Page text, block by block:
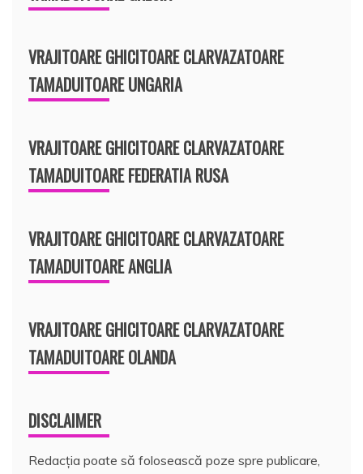
VRAJITOARE GHICITOARE CLARVAZATOARE
TAMADUITOARE UNGARIA
VRAJITOARE GHICITOARE CLARVAZATOARE
TAMADUITOARE FEDERATIA RUSA
VRAJITOARE GHICITOARE CLARVAZATOARE
TAMADUITOARE ANGLIA
VRAJITOARE GHICITOARE CLARVAZATOARE
TAMADUITOARE OLANDA
DISCLAIMER
Redacția poate să folosească poze spre publicare,